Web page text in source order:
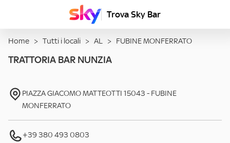
Trova Sky Bar
Home > Tutti i locali > AL > FUBINE MONFERRATO
TRATTORIA BAR NUNZIA
PIAZZA GIACOMO MATTEOTTI 15043 - FUBINE
MONFERRATO
+39 380 493 0803